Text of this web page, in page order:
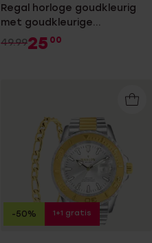
Regal horloge goudkleurig
met goudkleurige
wijzerplaat
49.9925 00
-50% 1+1 gratis